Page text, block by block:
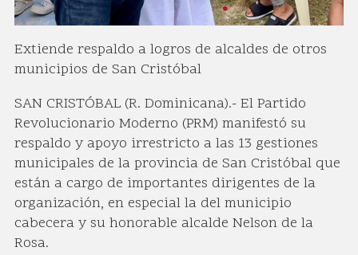
Extiende respaldo a logros de alcaldes de otros
municipios de San Cristóbal
SAN CRISTÓBAL (R. Dominicana).- El Partido
Revolucionario Moderno (PRM) manifestó su
respaldo y apoyo irrestricto a las 13 gestiones
municipales de la provincia de San Cristóbal que
están a cargo de importantes dirigentes de la
organización, en especial la del municipio
cabecera y su honorable alcalde Nelson de la
Rosa.